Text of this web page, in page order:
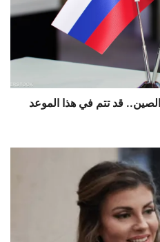
قد تتم في هذا الموعد